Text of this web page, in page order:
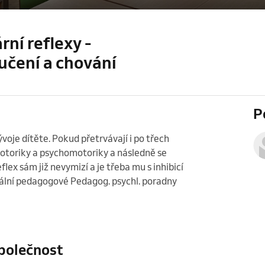
reflexy -
a chování
dítěte. Pokud přetrvávají i po třech
a psychomotoriky a následně se
sám již nevymizí a je třeba mu s inhibicí
pedagogové Pedagog. psychl. poradny